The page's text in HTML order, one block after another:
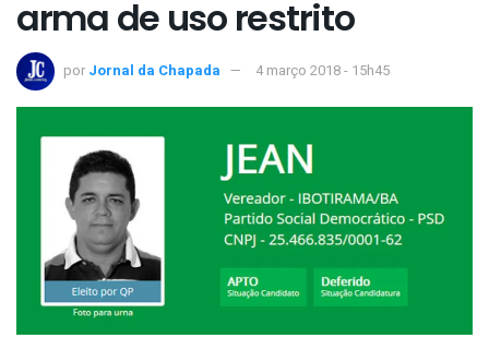
arma de uso restrito
por Jornal da Chapada 4 março 2018 - 15h45